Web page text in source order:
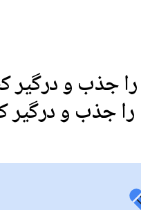
را جذب و درگیر
را جذب و درگیر